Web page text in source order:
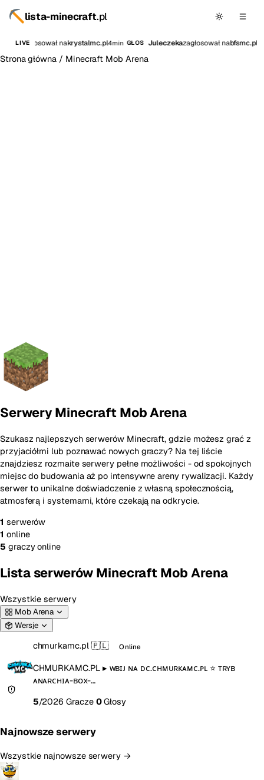
lista-minecraft.pl
LIVE
zagłosował nakrystalmc.pl4min GŁOS Juleczekazagłosował nabfsmc.pl
Strona główna / Minecraft Mob Arena
Serwery Minecraft Mob Arena
Szukasz najlepszych serwerów Minecraft, gdzie możesz grać z
przyjaciółmi lub poznawać nowych graczy? Na tej liście
znajdziesz rozmaite serwery pełne możliwości - od spokojnych
miejsc do budowania aż po intensywne areny rywalizacji. Każdy
serwer to unikalne doświadczenie z własną społecznością,
atmosferą i systemami, które czekają na odkrycie.
1 serwerów
1 online
5 graczy online
Lista serwerów Minecraft Mob Arena
Wszystkie serwery
Mob Arena
Wersje
chmurkamc.pl 🇵🇱 Online
CHMURKAMC.PL ▸ ᴡʙɪᴊ ɴᴀ ᴅᴄ.ᴄʜᴍᴜʀᴋᴀᴍᴄ.ᴘʟ ⭐ ᴛʀʏʙ
ᴀɴᴀʀᴄʜɪᴀ-ʙᴏx-…
5/2026 Gracze 0Głosy
Najnowsze serwery
Wszystkie najnowsze serwery →